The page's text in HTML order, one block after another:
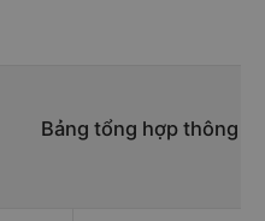
Bảng tổng hợp thông